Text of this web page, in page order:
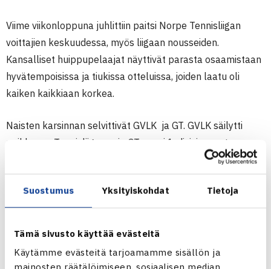
Suostumus Yksityiskohdat Tietoja
Tämä sivusto käyttää evästeitä
Käytämme evästeitä tarjoamamme sisällön ja
Viime viikonloppuna juhlittiin paitsi Norpe Tennisliigan
voittajien keskuudessa, myös liigaan nousseiden.
Kansalliset huippupelaajat näyttivät parasta osaamistaan
hyvätempoisissa ja tiukissa otteluissa, joiden laatu oli
kaiken kaikkiaan korkea.
Naisten karsinnan selvittivät GVLK ja GT. GVLK säilytti
paikkansa Tennisliigassa ja GT nousi 1-divisioonasta.
Kaudella 2015-2016 1-divisioonassa pelaavat EVS ja STS.
Miesten puolella 1-divisioonan voittaneet joukkueet Sata
ja Break Point olivat voitokkaita myös nousukarsinnoissa
vahvoilla otteillaan ja kovilla joukkuekokoonpanoilla. 1-
divisioonassa kaudella 2015-2016 pelaavat KarTe ja V-P.